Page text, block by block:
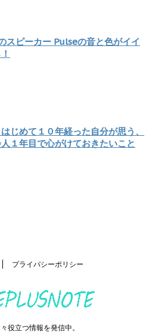
スピーカー Pulseの音と色がイイ
じめて１０年経った自分が思う、
１年目で心がけておきたいこと
プライバシーポリシー
役立つ情報を発信中。